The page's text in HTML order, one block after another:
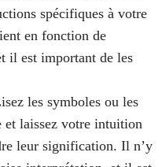
spécifiques à votre
en fonction de
il est important de les
les symboles ou les
et laissez votre intuition
leur signification. Il n’y